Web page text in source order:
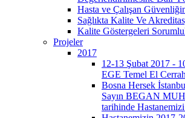
Hasta ve Çalışan
Sağlıkta Kalite Ve
Kalite Göstergeleri
Projeler
2017
12-13 Şubat 2017 -
EGE Temel El
Bosna Hersek
Sayın BEGAN
tarihinde